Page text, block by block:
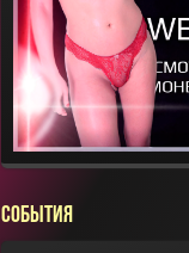
СОБЫТИЯ